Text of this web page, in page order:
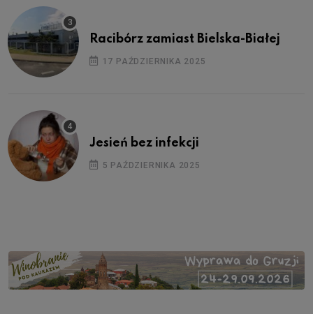
Racibórz zamiast Bielska-Białej
17 PAŹDZIERNIKA 2025
Jesień bez infekcji
5 PAŹDZIERNIKA 2025